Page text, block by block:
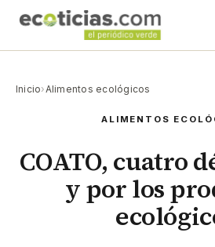
Inicio›Alimentos ecológicos
ALIMENTOS
COATO, cuatro
y por los